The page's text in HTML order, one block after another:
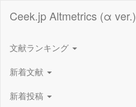
Ceek.jp Altmetrics (α ver.)
文献ランキング
新着文献
新着投稿